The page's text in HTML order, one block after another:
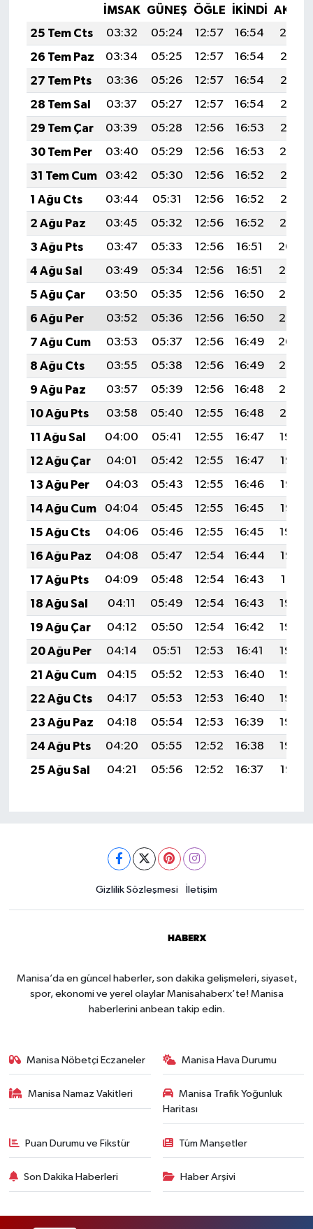
İMSAK GÜNEŞ ÖĞLE İKINDI
25 Tem Cts
03:32 05:24 12:57 16:54
20:19
26 Tem Paz
03:34 05:25 12:57 16:54
20:18
27 Tem Pts
03:36 05:26 12:57 16:54
20:17
28 Tem Sal
03:37 05:27 12:57 16:54
20:16
29 Tem Çar
03:39 05:28 12:56 16:53
20:15
30 Tem Per
03:40 05:29 12:56 16:53
20:14
31 Tem Cum
03:42 05:30 12:56 16:52
20:13
1 Ağu Cts
03:44 05:31 12:56 16:52
20:12
2 Ağu Paz
03:45 05:32 12:56 16:52
20:10
3 Ağu Pts
03:47 05:33 12:56 16:51
20:09
4 Ağu Sal
03:49 05:34 12:56 16:51
20:08
5 Ağu Çar
03:50 05:35 12:56 16:50
20:07
6 Ağu Per
03:52 05:36 12:56 16:50
20:06
7 Ağu Cum
03:53 05:37 12:56 16:49
20:04
8 Ağu Cts
03:55 05:38 12:56 16:49
20:03
9 Ağu Paz
03:57 05:39 12:56 16:48
20:02
10 Ağu Pts
03:58 05:40 12:55 16:48
20:01
11 Ağu Sal
04:00 05:41 12:55 16:47
19:59
12 Ağu Çar
04:01 05:42 12:55 16:47
19:58
13 Ağu Per
04:03 05:43 12:55 16:46
19:56
14 Ağu Cum
04:04 05:45 12:55 16:45
19:55
15 Ağu Cts
04:06 05:46 12:55 16:45
19:54
16 Ağu Paz
04:08 05:47 12:54 16:44
19:52
17 Ağu Pts
04:09 05:48 12:54 16:43
19:51
18 Ağu Sal
04:11 05:49 12:54 16:43
19:49
19 Ağu Çar
04:12 05:50 12:54 16:42
19:48
20 Ağu Per
04:14 05:51 12:53 16:41
19:46
21 Ağu Cum
04:15 05:52 12:53 16:40
19:45
22 Ağu Cts
04:17 05:53 12:53 16:40
19:43
23 Ağu Paz
04:18 05:54 12:53 16:39
19:42
24 Ağu Pts
04:20 05:55 12:52 16:38
19:40
25 Ağu Sal
04:21 05:56 12:52 16:37 19:38
Gizlilik Sözleşmesi İletişim
Manisa’da en güncel haberler, son dakika gelişmeleri, siyaset,
spor, ekonomi ve yerel olaylar Manisahaberx’te! Manisa
haberlerini anbean takip edin.
Manisa Nöbetçi Eczaneler Manisa Hava Durumu
Manisa Namaz Vakitleri
Manisa Trafik Yoğunluk
Haritası
Puan Durumu ve Fikstür Tüm Manşetler
Son Dakika Haberleri Haber Arşivi